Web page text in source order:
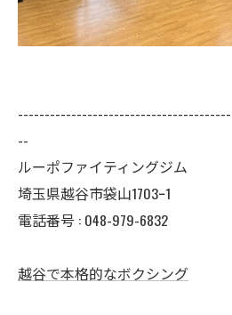
--
ルーポファイティングジム
埼玉県越谷市袋山1703ｰ1
電話番号 : 048-979-6832
越谷で本格的なボクシング